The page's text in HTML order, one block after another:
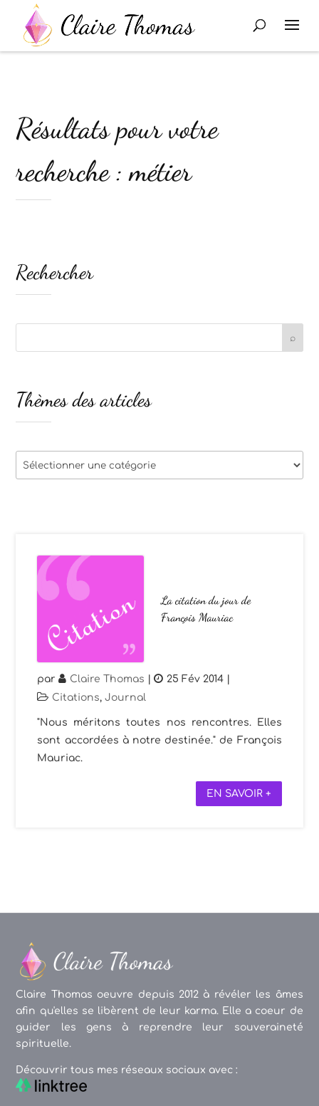
Résultats pour votre
recherche : métier
La citation du jour de
François Mauriac
par Claire Thomas | 25 Fév 2014 |
Citations,Journal
"Nous méritons toutes nos rencontres. Elles
sont accordées à notre destinée." de François
Mauriac.
EN SAVOIR +
Rechercher
Thèmes des articles
Thèmes
des
Claire Thomas oeuvre depuis 2012 à révéler les âmes
afin qu'elles se libèrent de leur karma. Elle a coeur de
guider les gens à reprendre leur souveraineté
spirituelle.
Découvrir tous mes réseaux sociaux avec :